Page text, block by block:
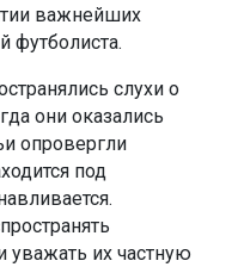
важнейших
футболиста.
слухи о
они оказались
опровергли
под
их частную